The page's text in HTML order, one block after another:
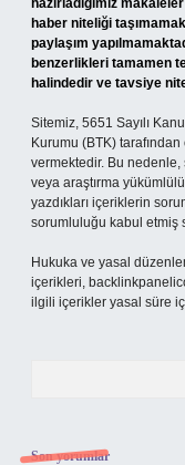
hazırladığımız
haber niteliği
paylaşım
benzerlikleri tamamen
halindedir ve tavsiye
Sitemiz, 5651 Sayılı
Kurumu (BTK)
vermektedir. Bu
veya araştırma
yazdıkları içeriklerin
sorumluluğu kabul etmiş
Hukuka ve yasal
içerikleri,
ilgili içerikler yasal süre
Son yorumlar